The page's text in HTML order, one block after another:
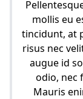
mollis eu
tincidunt, at
risus nec
augue id
odio, nec
Mauris